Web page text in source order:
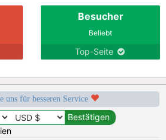
Besucher
Beliebt
Top-Seite
uns für besseren Service